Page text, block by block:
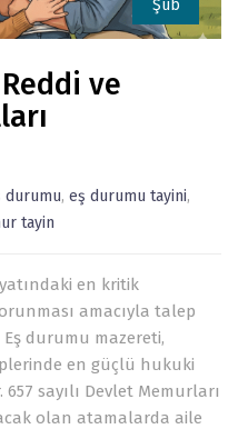
Şub
ve
durumu, eş durumu tayini,
tayin
en kritik
amacıyla talep
durumu mazereti,
en güçlü hukuki
sayılı Devlet Memurları
olan atamalarda aile